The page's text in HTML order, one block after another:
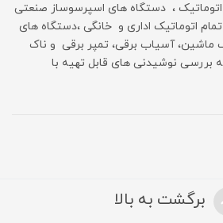
، دستگاه های اسپرسوساز صنعتی
اتوماتیک اداری و خانگی ،دستگاه های
ماشین، آسیاب برقی، تمپر برقی و ناک
بررسی نوشیدنی های قابل تهیه با
برگشت به بالا